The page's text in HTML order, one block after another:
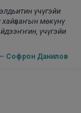
үчүгэйи
мөкүнү
үчүгэйи
Софрон Данилов
modal-